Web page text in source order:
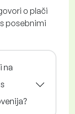
o plači
posebnimi
na